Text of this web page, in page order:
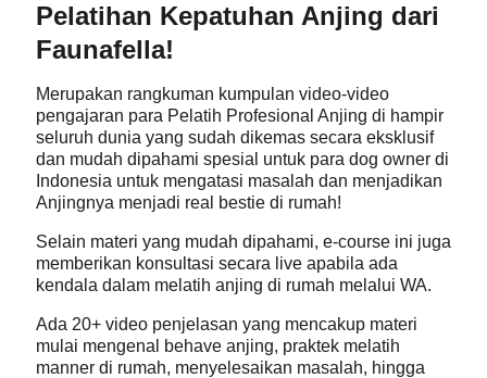
Pelatihan Kepatuhan Anjing dari
Faunafella!
Merupakan rangkuman kumpulan video-video
pengajaran para Pelatih Profesional Anjing di hampir
seluruh dunia yang sudah dikemas secara eksklusif
dan mudah dipahami spesial untuk para dog owner di
Indonesia untuk mengatasi masalah dan menjadikan
Anjingnya menjadi real bestie di rumah!
Selain materi yang mudah dipahami, e-course ini juga
memberikan konsultasi secara live apabila ada
kendala dalam melatih anjing di rumah melalui WA.
Ada 20+ video penjelasan yang mencakup materi
mulai mengenal behave anjing, praktek melatih
manner di rumah, menyelesaikan masalah, hingga